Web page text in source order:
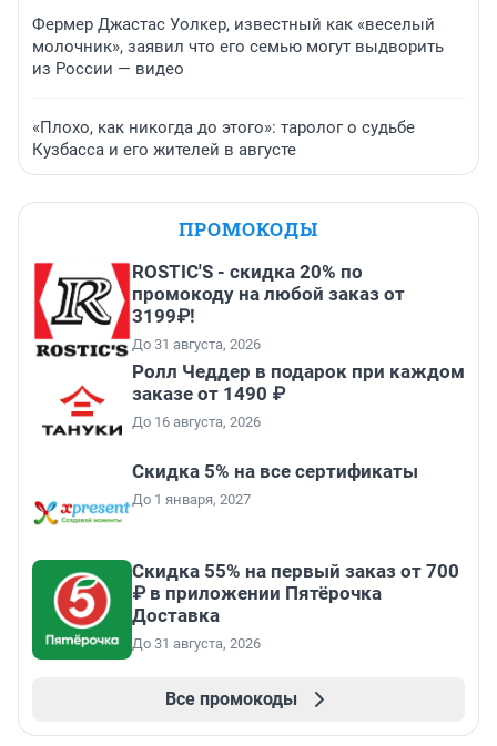
Фермер Джастас Уолкер, известный как «веселый
молочник», заявил что его семью могут выдворить
из России — видео
«Плохо, как никогда до этого»: таролог о судьбе
Кузбасса и его жителей в августе
ПРОМОКОДЫ
ROSTIC'S - скидка 20% по
промокоду на любой заказ от
3199₽!
До 31 августа, 2026
Ролл Чеддер в подарок при каждом
заказе от 1490 ₽
До 16 августа, 2026
Скидка 5% на все сертификаты
До 1 января, 2027
Скидка 55% на первый заказ от 700
₽ в приложении Пятёрочка
Доставка
До 31 августа, 2026
Все промокоды